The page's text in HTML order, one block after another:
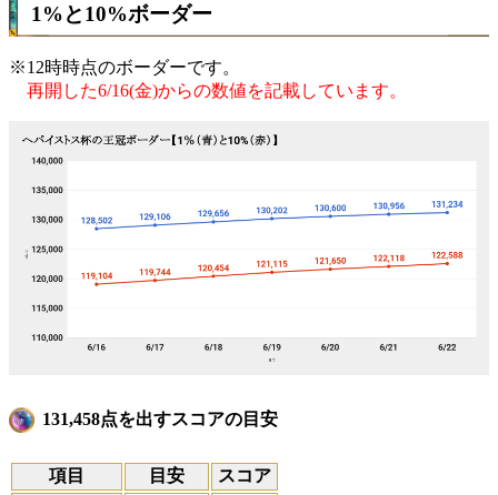
1%と10%ボーダー
※12時時点のボーダーです。
再開した6/16(金)からの数値を記載しています。
131,458点を出すスコアの目安
項目 目安
スコア